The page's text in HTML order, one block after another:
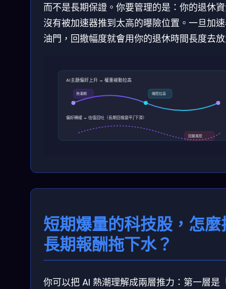
而不是長期保證。你要管理的是：你的退休
沒有被加速器推到太高的曝險位置。一旦加
油門，回撤幅度就會用你的退休時間長度去
AI主題偏好上升 → 權重被動拉高
偏好轉緩 → 估值回吐（長期回報變平/下滑）
熱潮期 曝險拉高
回撤風險
短期爆量的科技股，怎麼
長期報酬拖下水？
你可以把 AI 熱潮理解成兩層推力：第一層是